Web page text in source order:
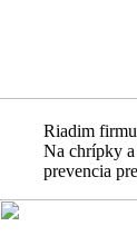
Riadim
Na chrípky a
prevencia